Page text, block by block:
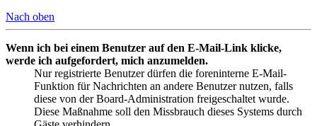
Nach oben
Wenn ich bei einem Benutzer auf den E-Mail-Link klicke,
werde ich aufgefordert, mich anzumelden.
Nur registrierte Benutzer dürfen die foreninterne E-Mail-
Funktion für Nachrichten an andere Benutzer nutzen, falls
diese von der Board-Administration freigeschaltet wurde.
Diese Maßnahme soll den Missbrauch dieses Systems durch